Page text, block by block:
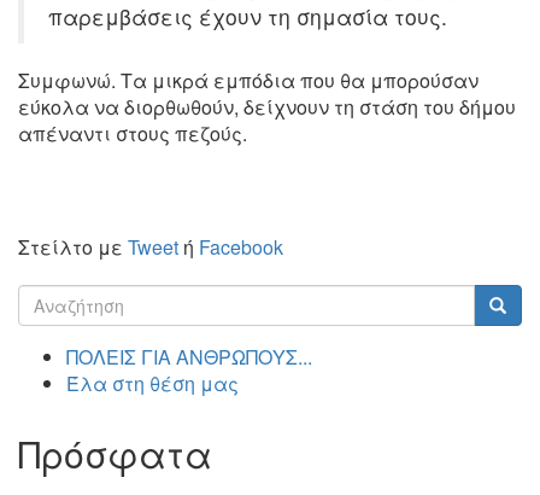
παρεμβάσεις έχουν τη σημασία τους.
Συμφωνώ. Τα μικρά εμπόδια που θα μπορούσαν
εύκολα να διορθωθούν, δείχνουν τη στάση του δήμου
απέναντι στους πεζούς.
Στείλτο με Tweet ή Facebook
Φόρμα
αναζήτησης
ΠΟΛΕΙΣ ΓΙΑ ΑΝΘΡΩΠΟΥΣ...
Έλα στη θέση μας
Πρόσφατα